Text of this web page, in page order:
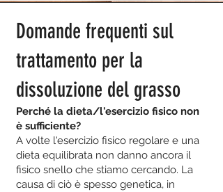
Domande frequenti sul
trattamento per la
dissoluzione del grasso
Perché la dieta/l'esercizio fisico non
è sufficiente?
A volte l'esercizio fisico regolare e una
dieta equilibrata non danno ancora il
fisico snello che stiamo cercando. La
causa di ciò è spesso genetica, in